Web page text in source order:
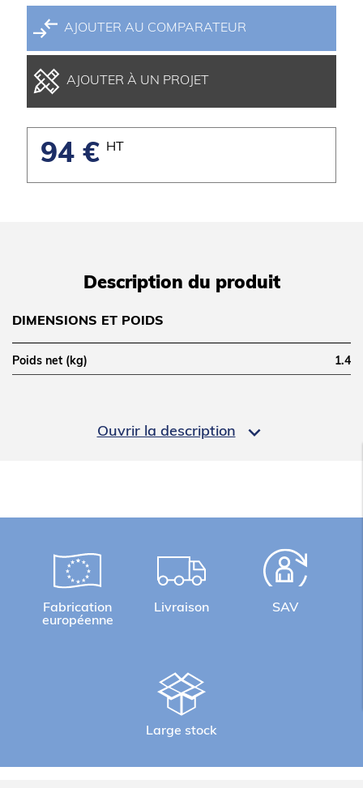
AJOUTER AU COMPARATEUR
AJOUTER À UN PROJET
94 € HT
Ouvrir la description 
Description du produit
DIMENSIONS ET POIDS
Poids net (kg) 1.4
Fabrication
européenne
Livraison SAV
Large stock